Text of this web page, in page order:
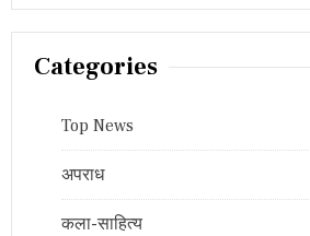
Categories
Top News
अपराध
कला-साहित्य